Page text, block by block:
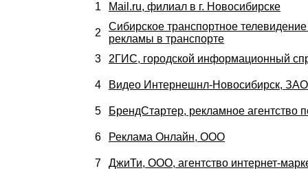
1
Mail.ru, филиал в г. Новосибирске
2
Сибирское транспортное
рекламы в транспорте
3
2ГИС, городской информационный
4 Видео Интернешнл-Новосибирск,
5 БрендCтартер, рекламное агентство
6 Реклама Онлайн, ООО
7 ДжиТи, ООО, агентство интернет-